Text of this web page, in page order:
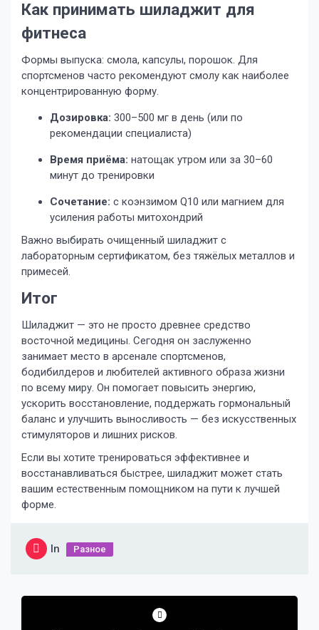
Как принимать шиладжит для
фитнеса
Формы выпуска: смола, капсулы, порошок. Для
спортсменов часто рекомендуют смолу как наиболее
концентрированную форму.
Дозировка: 300–500 мг в день (или по
рекомендации специалиста)
Время приёма: натощак утром или за 30–60
минут до тренировки
Сочетание: с коэнзимом Q10 или магнием для
усиления работы митохондрий
Важно выбирать очищенный шиладжит с
лабораторным сертификатом, без тяжёлых металлов и
примесей.
Итог
Шиладжит — это не просто древнее средство
восточной медицины. Сегодня он заслуженно
занимает место в арсенале спортсменов,
бодибилдеров и любителей активного образа жизни
по всему миру. Он помогает повысить энергию,
ускорить восстановление, поддержать гормональный
баланс и улучшить выносливость — без искусственных
стимуляторов и лишних рисков.
Если вы хотите тренироваться эффективнее и
восстанавливаться быстрее, шиладжит может стать
вашим естественным помощником на пути к лучшей
форме.
In Разное
Навигация